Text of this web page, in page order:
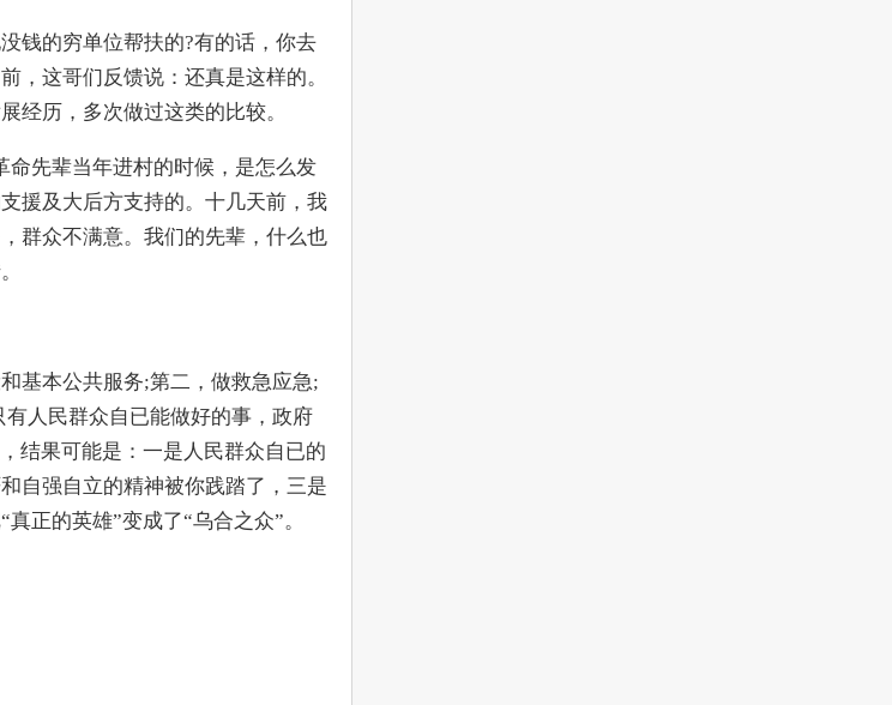
的穷单位帮扶的?有的话，你去
，这哥们反馈说：还真是这样的。
经历，多次做过这类的比较。
先辈当年进村的时候，是怎么发
援及大后方支持的。十几天前，我
群众不满意。我们的先辈，什么也
本公共服务;第二，做救急应急;
人民群众自已能做好的事，政府
结果可能是：一是人民群众自已的
自强自立的精神被你践踏了，三是
正的英雄”变成了“乌合之众”。